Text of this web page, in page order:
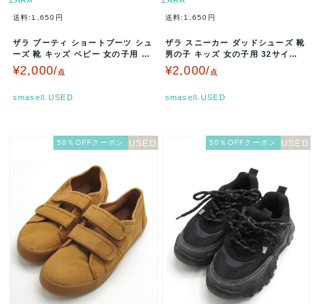
送料:1,650円
ザラ ブーティ ショートブーツ シュ
ーズ 靴 キッズ ベビー 女の子用 23
サイズ ブラック/クリー…
¥2,000/点
smasell.USED
送料:1,650円
ザラ スニーカー ダッドシューズ 靴
男の子 キッズ 女の子用 32サイズ
ホワイト/ブラック/グレ…
¥2,000/点
smasell.USED
50％OFFクーポン 50％OFFクーポン